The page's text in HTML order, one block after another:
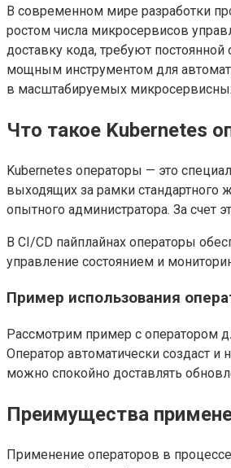
В современном мире разработки
ростом числа микросервисов
доставку кода, требуют
мощным инструментом для
в масштабируемых
Что такое Kubernetes
Kubernetes операторы — это
выходящих за рамки стандартного
опытного администратора. За счет
В CI/CD пайплайнах операторы
управление состоянием и
Пример использования
Рассмотрим пример с оператором
Оператор автоматически создаст
можно спокойно доставлять
Преимущества
Применение операторов в